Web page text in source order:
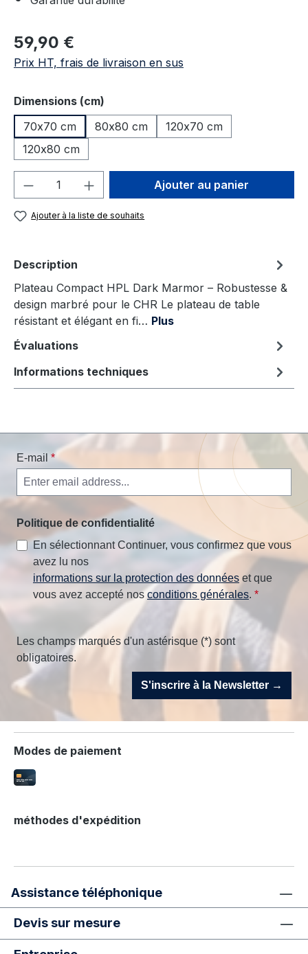
Prix régulier :
59,90 €
Prix HT, frais de livraison en sus
Sélectionnez
Dimensions (cm)
70x70 cm
80x80 cm
120x70 cm
120x80 cm
Quantité de produit : Entrez la
Ajouter au panier
Ajouter à la liste de souhaits
Description
Plateau Compact HPL Dark Marmor – Robustesse &
design marbré pour le CHR Le plateau de table
résistant et élégant en fi… Plus
Évaluations
Informations techniques
E-mail *
Politique de confidentialité
En sélectionnant Continuer, vous confirmez que vous
avez lu nos
informations sur la protection des données et que
vous avez accepté nos conditions générales. *
Les champs marqués d'un astérisque (*) sont
obligatoires.
S'inscrire à la Newsletter →
Modes de paiement
méthodes d'expédition
Assistance téléphonique
Devis sur mesure